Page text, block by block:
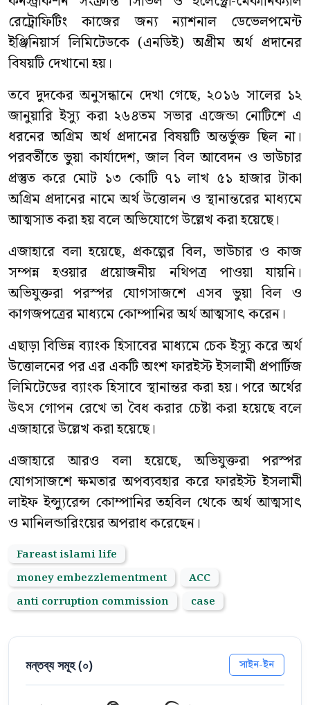
রেট্রোফিটিং কাজের জন্য ন্যাশনাল ডেভেলপমেন্ট
ইঞ্জিনিয়ার্স লিমিটেডকে (এনডিই) অগ্রীম অর্থ প্রদানের
বিষয়টি দেখানো হয়।
তবে দুদকের অনুসন্ধানে দেখা গেছে, ২০১৬ সালের ১২
জানুয়ারি ইস্যু করা ২৬৪তম সভার এজেন্ডা নোটিশে এ
ধরনের অগ্রিম অর্থ প্রদানের বিষয়টি অন্তর্ভুক্ত ছিল না।
পরবর্তীতে ভুয়া কার্যাদেশ, জাল বিল আবেদন ও ভাউচার
প্রস্তুত করে মোট ১৩ কোটি ৭১ লাখ ৫১ হাজার টাকা
অগ্রিম প্রদানের নামে অর্থ উত্তোলন ও স্থানান্তরের মাধ্যমে
আত্মসাত করা হয় বলে অভিযোগে উল্লেখ করা হয়েছে।
এজাহারে বলা হয়েছে, প্রকল্পের বিল, ভাউচার ও কাজ
সম্পন্ন হওয়ার প্রয়োজনীয় নথিপত্র পাওয়া যায়নি।
অভিযুক্তরা পরস্পর যোগসাজশে এসব ভুয়া বিল ও
কাগজপত্রের মাধ্যমে কোম্পানির অর্থ আত্মসাৎ করেন।
এছাড়া বিভিন্ন ব্যাংক হিসাবের মাধ্যমে চেক ইস্যু করে অর্থ
উত্তোলনের পর এর একটি অংশ ফারইস্ট ইসলামী প্রপার্টিজ
লিমিটেডের ব্যাংক হিসাবে স্থানান্তর করা হয়। পরে অর্থের
উৎস গোপন রেখে তা বৈধ করার চেষ্টা করা হয়েছে বলে
এজাহারে উল্লেখ করা হয়েছে।
এজাহারে আরও বলা হয়েছে, অভিযুক্তরা পরস্পর
যোগসাজশে ক্ষমতার অপব্যবহার করে ফারইস্ট ইসলামী
লাইফ ইন্স্যুরেন্স কোম্পানির তহবিল থেকে অর্থ আত্মসাৎ
ও মানিলন্ডারিংয়ের অপরাধ করেছেন।
Fareast islami life
money embezzlementment
ACC
anti corruption commission
case
মন্তব্য সমূহ (০) সাইন-ইন